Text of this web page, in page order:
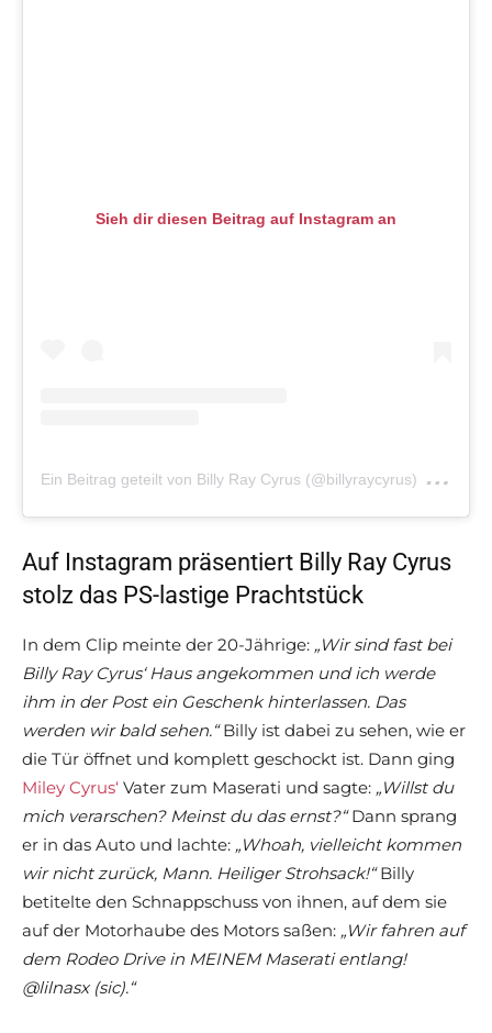
Sieh dir diesen Beitrag auf Instagram an
Ein Beitrag geteilt von Billy Ray Cyrus (@billyraycyrus)
Auf Instagram präsentiert Billy Ray Cyrus
stolz das PS-lastige Prachtstück
In dem Clip meinte der 20-Jährige: „Wir sind fast bei
Billy Ray Cyrus‘ Haus angekommen und ich werde
ihm in der Post ein Geschenk hinterlassen. Das
werden wir bald sehen.“Billy ist dabei zu sehen, wie er
die Tür öffnet und komplett geschockt ist. Dann ging
Miley Cyrus‘ Vater zum Maserati und sagte: „Willst du
mich verarschen? Meinst du das ernst?“Dann sprang
er in das Auto und lachte: „Whoah, vielleicht kommen
wir nicht zurück, Mann. Heiliger Strohsack!“Billy
betitelte den Schnappschuss von ihnen, auf dem sie
auf der Motorhaube des Motors saßen: „Wir fahren auf
dem Rodeo Drive in MEINEM Maserati entlang!
@lilnasx (sic).“